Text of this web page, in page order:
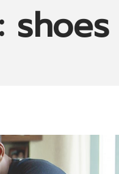
shoes